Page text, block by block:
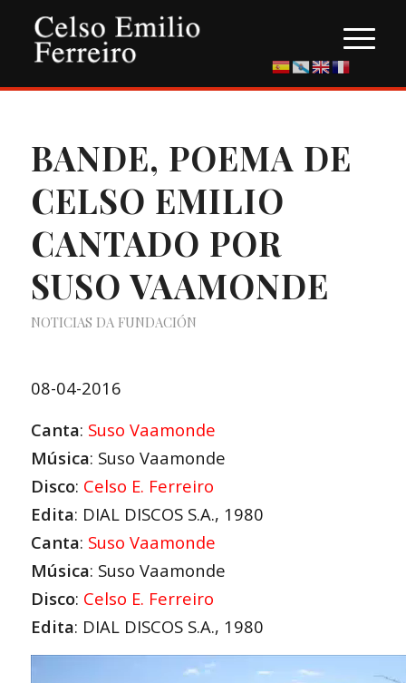
BANDE, POEMA DE
CELSO EMILIO
CANTADO POR
SUSO VAAMONDE
NOTICIAS DA FUNDACIÓN
08-04-2016
Canta: Suso Vaamonde
Música: Suso Vaamonde
Disco: Celso E. Ferreiro
Edita: DIAL DISCOS S.A., 1980
Canta: Suso Vaamonde
Música: Suso Vaamonde
Disco: Celso E. Ferreiro
Edita: DIAL DISCOS S.A., 1980